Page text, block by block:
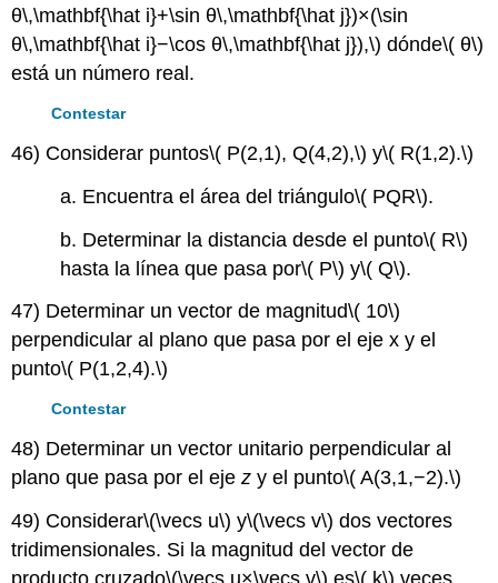
θ\,\mathbf{\hat i}+\sin θ\,\mathbf{\hat j})×(\sin
θ\,\mathbf{\hat i}−\cos θ\,\mathbf{\hat j}),\) dónde\( θ\)
está un número real.
Contestar
46) Considerar puntos\( P(2,1), Q(4,2),\) y\( R(1,2).\)
a. Encuentra el área del triángulo\( PQR\).
b. Determinar la distancia desde el punto\( R\)
hasta la línea que pasa por\( P\) y\( Q\).
47) Determinar un vector de magnitud\( 10\)
perpendicular al plano que pasa por el eje x y el
punto\( P(1,2,4).\)
Contestar
48) Determinar un vector unitario perpendicular al
plano que pasa por el ejez y el punto\( A(3,1,−2).\)
49) Considerar\(\vecs u\) y\(\vecs v\) dos vectores
tridimensionales. Si la magnitud del vector de